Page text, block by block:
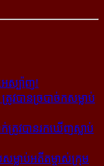
េស្ប៉ាញ!
រូវ​បាន​ច្របាច់ក​សម្លាប់​
ត្រូវ​បាន​រក​ឃើញ​ស្លាប់​
សម្លាប់​អតីត​ម្ចាស់​ក្រុម​